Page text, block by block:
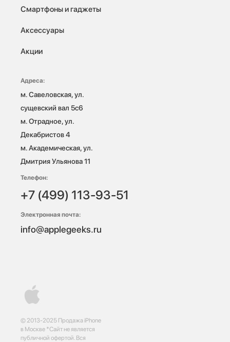
© 2013-2025 Продажа iPhone
в Москве *Сайт не является
публичной офертой. Вся
Смартфоны и гаджеты
Аксессуары
Акции
Адреса:
м. Савеловская, ул.
сущевский вал 5с6
м. Отрадное, ул.
Декабристов 4
м. Академическая, ул.
Дмитрия Ульянова 11
Телефон:
+7 (499) 113-93-51
Электронная почта:
info@applegeeks.ru